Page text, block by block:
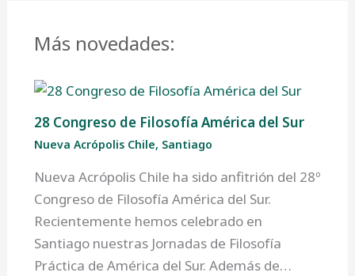
Más novedades:
28 Congreso de Filosofía América del Sur
Nueva Acrópolis Chile, Santiago
Nueva Acrópolis Chile ha sido anfitrión del 28º
Congreso de Filosofía América del Sur.
Recientemente hemos celebrado en
Santiago nuestras Jornadas de Filosofía
Práctica de América del Sur. Además de…